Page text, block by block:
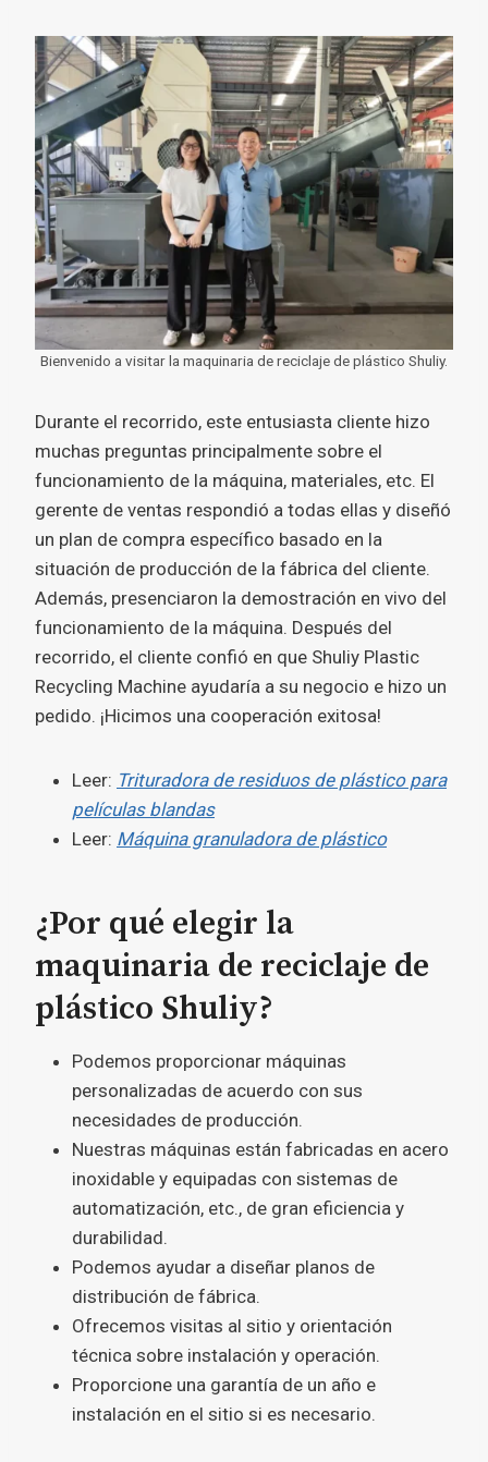
Bienvenido a visitar la maquinaria de reciclaje de plástico Shuliy.
Durante el recorrido, este entusiasta cliente hizo
muchas preguntas principalmente sobre el
funcionamiento de la máquina, materiales, etc. El
gerente de ventas respondió a todas ellas y diseñó
un plan de compra específico basado en la
situación de producción de la fábrica del cliente.
Además, presenciaron la demostración en vivo del
funcionamiento de la máquina. Después del
recorrido, el cliente confió en que Shuliy Plastic
Recycling Machine ayudaría a su negocio e hizo un
pedido. ¡Hicimos una cooperación exitosa!
Leer: Trituradora de residuos de plástico para
películas blandas
Leer: Máquina granuladora de plástico
¿Por qué elegir la
maquinaria de reciclaje de
plástico Shuliy?
Podemos proporcionar máquinas
personalizadas de acuerdo con sus
necesidades de producción.
Nuestras máquinas están fabricadas en acero
inoxidable y equipadas con sistemas de
automatización, etc., de gran eficiencia y
durabilidad.
Podemos ayudar a diseñar planos de
distribución de fábrica.
Ofrecemos visitas al sitio y orientación
técnica sobre instalación y operación.
Proporcione una garantía de un año e
instalación en el sitio si es necesario.